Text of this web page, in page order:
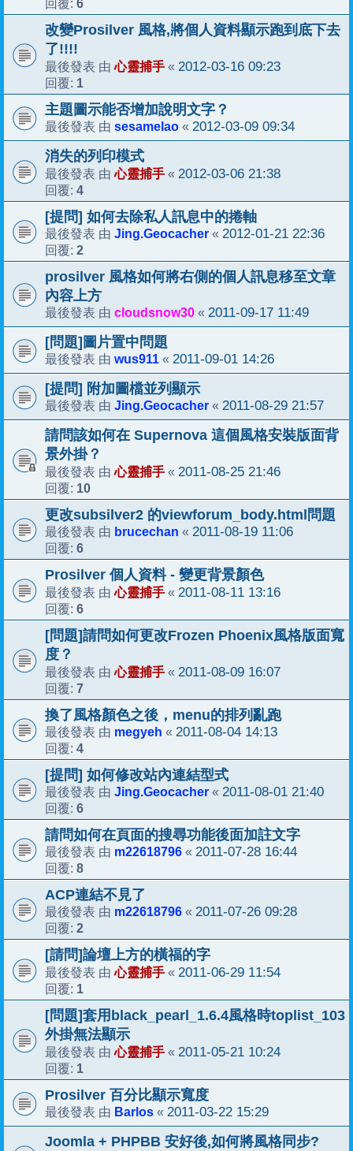
回覆: 6
改變Prosilver 風格,將個人資料顯示跑到底下去
了!!!!
最後發表 由心靈捕手 « 2012-03-16 09:23
回覆: 1
主題圖示能否增加說明文字？
最後發表 由 sesamelao « 2012-03-09 09:34
消失的列印模式
最後發表 由心靈捕手 « 2012-03-06 21:38
回覆: 4
[提問] 如何去除私人訊息中的捲軸
最後發表 由 Jing.Geocacher « 2012-01-21 22:36
回覆: 2
prosilver 風格如何將右側的個人訊息移至文章
內容上方
最後發表 由 cloudsnow30 « 2011-09-17 11:49
[問題]圖片置中問題
最後發表 由 wus911 « 2011-09-01 14:26
[提問] 附加圖檔並列顯示
最後發表 由 Jing.Geocacher « 2011-08-29 21:57
請問該如何在 Supernova 這個風格安裝版面背
景外掛？
最後發表 由心靈捕手 « 2011-08-25 21:46
回覆: 10
更改subsilver2 的viewforum_body.html問題
最後發表 由 brucechan « 2011-08-19 11:06
回覆: 6
Prosilver 個人資料 - 變更背景顏色
最後發表 由心靈捕手 « 2011-08-11 13:16
回覆: 6
[問題]請問如何更改Frozen Phoenix風格版面寬
度？
最後發表 由心靈捕手 « 2011-08-09 16:07
回覆: 7
換了風格顏色之後，menu的排列亂跑
最後發表 由 megyeh « 2011-08-04 14:13
回覆: 4
[提問] 如何修改站內連結型式
最後發表 由 Jing.Geocacher « 2011-08-01 21:40
回覆: 6
請問如何在頁面的搜尋功能後面加註文字
最後發表 由 m22618796 « 2011-07-28 16:44
回覆: 8
ACP連結不見了
最後發表 由 m22618796 « 2011-07-26 09:28
回覆: 2
[請問]論壇上方的橫福的字
最後發表 由心靈捕手 « 2011-06-29 11:54
回覆: 1
[問題]套用black_pearl_1.6.4風格時toplist_103
外掛無法顯示
最後發表 由心靈捕手 « 2011-05-21 10:24
回覆: 1
Prosilver 百分比顯示寬度
最後發表 由 Barlos « 2011-03-22 15:29
Joomla + PHPBB 安好後,如何將風格同步?